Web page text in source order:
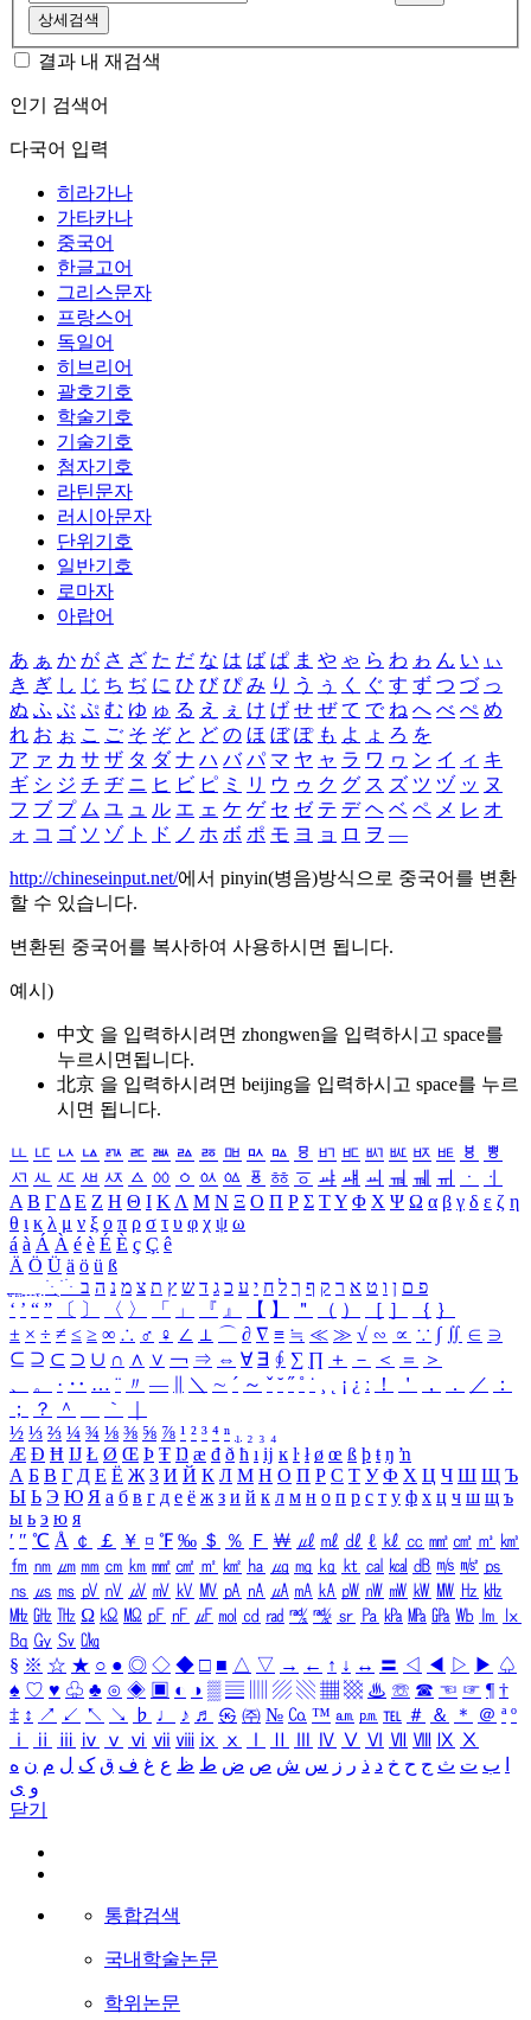
상세검색
결과 내 재검색
인기 검색어
다국어 입력
히라가나
가타카나
중국어
한글고어
그리스문자
프랑스어
독일어
히브리어
괄호기호
학술기호
기술기호
첨자기호
라틴문자
러시아문자
단위기호
일반기호
로마자
아랍어
あ ぁ か が さ ざ た だ な は ば ぱ ま や ゃ ら わ ゎ ん い ぃ
き ぎ し じ ち ぢ に ひ び ぴ み り う ぅ く ぐ す ず つ づ っ
ぬ ふ ぶ ぷ む ゆ ゅ る え ぇ け げ せ ぜ て で ね へ べ ぺ め
れ お ぉ こ ご そ ぞ と ど の ほ ぼ ぽ も よ ょ ろ を
ア ァ カ サ ザ タ ダ ナ ハ バ パ マ ヤ ャ ラ ワ ヮ ン イ ィ キ
ギ シ ジ チ ヂ ニ ヒ ビ ピ ミ リ ウ ゥ ク グ ス ズ ツ ヅ ッ ヌ
フ ブ プ ム ユ ュ ル エ ェ ケ ゲ セ ゼ テ デ ヘ ベ ペ メ レ オ
ォ コ ゴ ソ ゾ ト ド ノ ホ ボ ポ モ ヨ ョ ロ ヲ ―
http://chineseinput.net/에서 pinyin(병음)방식으로 중국어를 변환
할 수 있습니다.
변환된 중국어를 복사하여 사용하시면 됩니다.
예시)
中文 을 입력하시려면 zhongwen을 입력하시고 space를
누르시면됩니다.
北京 을 입력하시려면 beijing을 입력하시고 space를 누르
시면 됩니다.
ㅥ ㅦ ㅧ ㅨ ㅩ ㅪ ㅫ ㅬ ㅭ ㅮ ㅯ ㅰ ㅱ ㅲ ㅳ ㅴ ㅵ ㅶ ㅷ ㅸ
ㅹ
ㅺ ㅻ ㅼ ㅽ ㅾ ㅿ ㆀ ㆁ ㆂ ㆃ ㆄ ㆅ ㆆ ㆇ ㆈ ㆉ ㆊ ㆋ ㆌ ㆍ
ㆎ
Α Β ΓΔ Ε Ζ Η Θ Ι ΚΛ Μ Ν Ξ Ο Π Ρ Σ ΤΥ Φ Χ Ψ Ω α β γ δ ε ζ η
θ ι κ λ μ ν ξ ο π ρ σ τ υ φ χ ψ ω
á à Á À é è É È ç Ç ê
Ä Ö Ü ä ö ü ß
ִֶֹ ֻּ ׁׂ פ ם ן ו ט א ר ק ף ך ל ח י ע כ ג ד ש ץ ת צ מ נ ה ב
‘ ’ “ ” 〔 〕 〈 〉 「 」 『 』 【 】 ＂ （ ） ［ ］ ｛ ｝
± × ÷ ≠ ≤ ≥ ∞ ∴ ♂ ♀ ∠ ⊥ ⌒ ∂ ∇ ≡ ≒ ≪ ≫ √ ∽ ∝ ∵ ∫ ∬ ∈ ∋
⊆ ⊇ ⊂ ⊃ ∪ ∩ ∧ ∨ ￢ ⇒ ⇔ ∀ ∃ ∮ ∑ ∏ ＋ － ＜ ＝
＞
、
。 · ‥ … ¨ 〃 ― ＼ ∼ ´ ～ ˇ ˘ ˝ ˚ ˙ ¸ ¡ ¿ ː ！ ＇ ， ． ／
：
；
？ ＾ ｀
½ ⅓ ⅔ ¼ ¾ ⅛ ⅜ ⅝ ⅞ ¹ ² ³ ⁴ ⁿ ₁ ₂ ₃ ₄
Æ Ð Ħ Ĳ Ł Ø Œ Þ Ŧ Ŋ æ đ ð ħ ı ĳ ĸ ŀ ł ø œ ß þ ŧ ŋ ŉ
А Б В Г Д Е Ё Ж З И Й К Л М Н О П Р С Т У Ф Х Ц Ч Ш Щ Ъ
Ы Ь Э Ю Я а б в г д е ё ж з и й к л м н о п р с т у ф х ц ч ш щ ъ
ы ь э ю я
′ ″ ℃ Å ￠ ￡ ￥ ¤ ℉ ‰ ＄ ％ Ｆ ￦ ㎕ ㎖ ㎗ ℓ ㎘ ㏄ ㎣ ㎤ ㎥ ㎦
㎙ ㎚ ㎛ ㎜ ㎝ ㎞ ㎟ ㎠ ㎡ ㎢ ㏊ ㎍ ㎎ ㎏ ㏏ ㎈ ㎉ ㏈ ㎧ ㎨ ㎰
㎱ ㎲ ㎳ ㎴ ㎵ ㎶ ㎷ ㎸ ㎹ ㎀ ㎁ ㎂ ㎃ ㎄ ㎺ ㎻ ㎽ ㎾ ㎿ ㎐ ㎑
㎒ ㎓ ㎔ Ω ㏀ ㏁ ㎊ ㎋ ㎌ ㏖ ㏅ ㎭ ㎮ ㎯ ㏛ ㎩ ㎪ ㎫ ㎬ ㏝ ㏐
㏓
㏃ ㏉ ㏜ ㏆
§ ※ ☆ ★ ○ ● ◎ ◇ ◆ □ ■ △ ▽ → ← ↑ ↓ ↔ 〓 ◁ ◀ ▷ ▶ ♤
♠ ♡ ♥ ♧ ♣ ⊙ ◈ ▣ ◐ ◑ ▒ ▤ ▨ ▧ ▦ ▩ ♨ ☏ ☎ ☜ ☞ ¶ †
‡ ↕ ↗ ↙ ↖ ↘ ♭ ♩ ♪ ♬ ㉿ ㈜ № ㏇ ™ ㏂ ㏘ ℡ ＃ ＆ ＊ ＠ ª º
ⅰ
ⅱ ⅲ ⅳ ⅴ ⅵ ⅶ ⅷ ⅸ ⅹ Ⅳ Ⅴ Ⅵ Ⅶ Ⅷ Ⅸ Ⅹ
ب ت ث ج ح خ د ذ ر ز س ش ص ض ط ظ ع غ ف ق ک ل م ن ه
و ی
닫기
통합검색
국내학술논문
학위논문